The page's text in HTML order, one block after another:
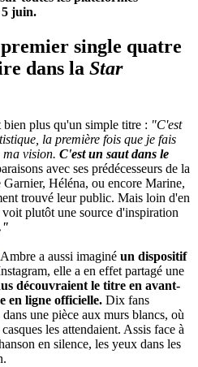
5 juin.
single quatre
dans la Star
bien plus qu'un simple titre : "C'est
la première fois que je fais
vision. C'est un saut dans le
avec ses prédécesseurs de la
Héléna, ou encore Marine,
trouvé leur public. Mais loin d'en
plutôt une source d'inspiration
a aussi imaginé un dispositif
elle a en effet partagé une
découvraient le titre en avant-
en ligne officielle. Dix fans
une pièce aux murs blancs, où
les attendaient. Assis face à
en silence, les yeux dans les